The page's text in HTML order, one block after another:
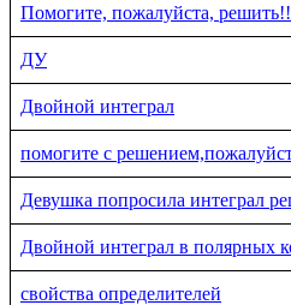
Помогите, пожалуйста,
ДУ
Двойной интеграл
помогите с
Девушка попросила интеграл
Двойной интеграл в полярных
свойства определителей